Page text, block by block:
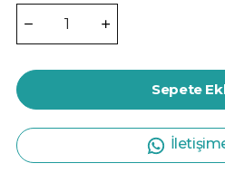
Sepete